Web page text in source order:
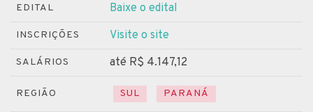
EDITAL Baixe o edital
INSCRIÇÕES Visite o site
SALÁRIOS até R$ 4.147,12
REGIÃO SUL PARANÁ